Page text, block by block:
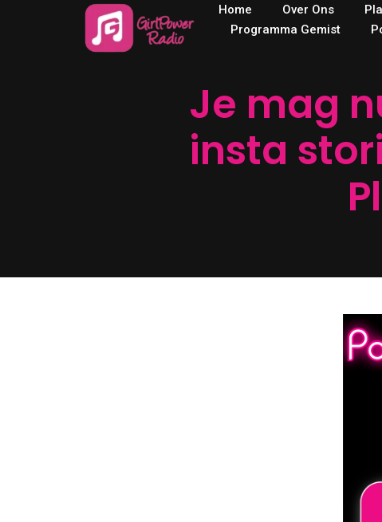
Home Over Ons
Programma Gemist
Je mag
insta